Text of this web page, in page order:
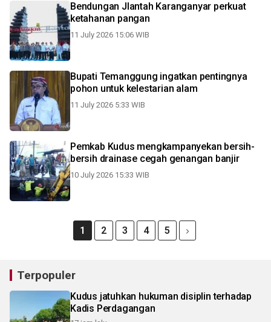
Bendungan Jlantah Karanganyar perkuat
ketahanan pangan
11 July 2026 15:06 WIB
Bupati Temanggung ingatkan pentingnya
pohon untuk kelestarian alam
11 July 2026 5:33 WIB
Pemkab Kudus mengkampanyekan bersih-
bersih drainase cegah genangan banjir
10 July 2026 15:33 WIB
1 2 3 4 5
Terpopuler
Kudus jatuhkan hukuman disiplin terhadap
Kadis Perdagangan